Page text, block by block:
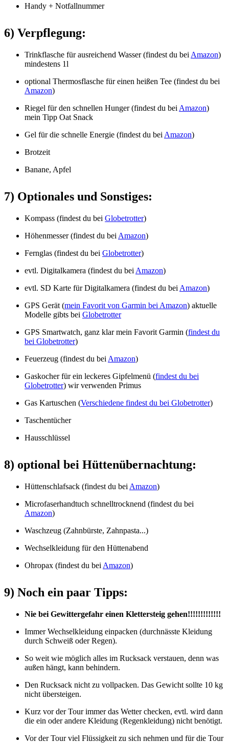
Handy + Notfallnummer
6) Verpflegung:
Trinkflasche für ausreichend Wasser (findest du bei Amazon)
mindestens 1l
optional Thermosflasche für einen heißen Tee (findest du bei
Amazon)
Riegel für den schnellen Hunger (findest du bei Amazon)
mein Tipp Oat Snack
Gel für die schnelle Energie (findest du bei Amazon)
Brotzeit
Banane, Apfel
7) Optionales und Sonstiges:
Kompass (findest du bei Globetrotter)
Höhenmesser (findest du bei Amazon)
Fernglas (findest du bei Globetrotter)
evtl. Digitalkamera (findest du bei Amazon)
evtl. SD Karte für Digitalkamera (findest du bei Amazon)
GPS Gerät (mein Favorit von Garmin bei Amazon) aktuelle
Modelle gibts bei Globetrotter
GPS Smartwatch, ganz klar mein Favorit Garmin (findest du
bei Globetrotter)
Feuerzeug (findest du bei Amazon)
Gaskocher für ein leckeres Gipfelmenü (findest du bei
Globetrotter) wir verwenden Primus
Gas Kartuschen (Verschiedene findest du bei Globetrotter)
Taschentücher
Hausschlüssel
8) optional bei Hüttenübernachtung:
Hüttenschlafsack (findest du bei Amazon)
Microfaserhandtuch schnelltrocknend (findest du bei
Amazon)
Waschzeug (Zahnbürste, Zahnpasta...)
Wechselkleidung für den Hüttenabend
Ohropax (findest du bei Amazon)
9) Noch ein paar Tipps:
Nie bei Gewittergefahr einen Klettersteig gehen!!!!!!!!!!!!!
Immer Wechselkleidung einpacken (durchnässte Kleidung
durch Schweiß oder Regen).
So weit wie möglich alles im Rucksack verstauen, denn was
außen hängt, kann behindern.
Den Rucksack nicht zu vollpacken. Das Gewicht sollte 10 kg
nicht übersteigen.
Kurz vor der Tour immer das Wetter checken, evtl. wird dann
die ein oder andere Kleidung (Regenkleidung) nicht benötigt.
Vor der Tour viel Flüssigkeit zu sich nehmen und für die Tour